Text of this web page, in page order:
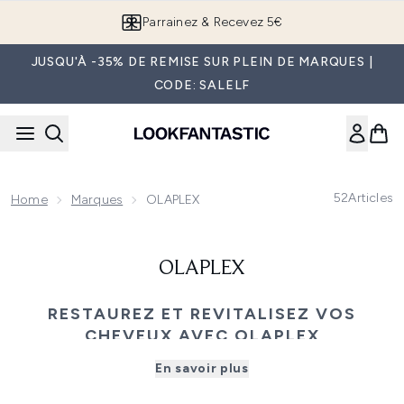
Parrainez & Recevez 5€
JUSQU'À -35% DE REMISE SUR PLEIN DE MARQUES |
CODE: SALELF
Home Marques OLAPLEX 52Articles
OLAPLEX
RESTAUREZ ET REVITALISEZ VOS
CHEVEUX AVEC OLAPLEX
réparation de pointe rencontre des résultats
En savoir plus